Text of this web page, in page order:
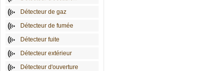
Détecteur de gaz
Détecteur de fumée
Détecteur fuite
Détecteur extérieur
Détecteur d'ouverture